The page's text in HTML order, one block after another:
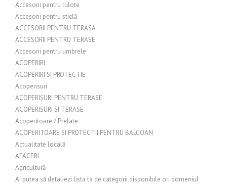
Accesorii pentru rulote
Accesorii pentru sticlă
ACCESORII PENTRU TERASĂ
ACCESORII PENTRU TERASE
Accesorii pentru umbrele
ACOPERIRI
ACOPERIRI SI PROTECTIE
Acoperisuri
ACOPERIȘURI PENTRU TERASE
ACOPERISURI SI TERASE
Acoperitoare / Prelate
ACOPERITOARE SI PROTECTII PENTRU BALCOAN
Actualitate locală
AFACERI
Agricultură
Ai putea să detaliezi lista ta de categorii disponibile ori domeniul